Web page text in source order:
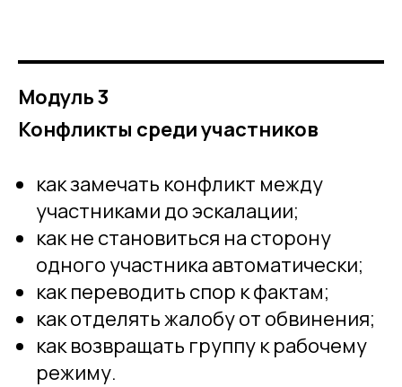
Модуль 3
Конфликты среди участников
как замечать конфликт между
участниками до эскалации;
как не становиться на сторону
одного участника автоматически;
как переводить спор к фактам;
как отделять жалобу от обвинения;
как возвращать группу к рабочему
режиму.